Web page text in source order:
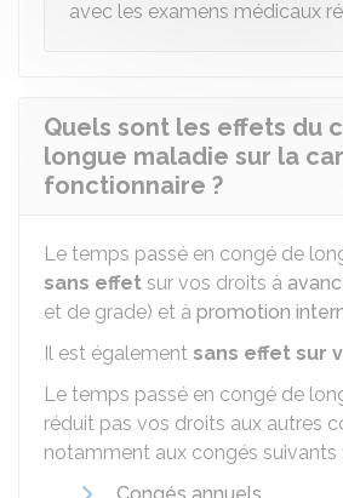
avec les examens médicaux
Quels sont les effets du
longue maladie sur la
fonctionnaire ?
Le temps passé en congé de
sans effet sur vos droits à
et de grade) et à promotion
Il est également sans effet sur
Le temps passé en congé de
réduit pas vos droits aux autres
notamment aux congés suivants :